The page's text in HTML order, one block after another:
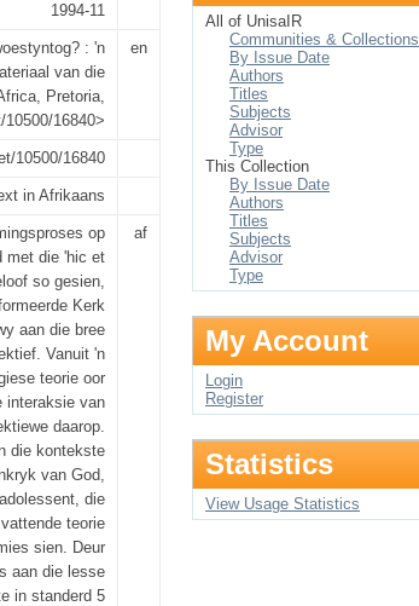
1994-11
: 'n
van die
Pretoria,
16840>
en
10500/16840
in Afrikaans
op
met die 'hic et
so gesien,
Kerk
aan die bree
Vanuit 'n
teorie oor
interaksie van
daarop.
die kontekste
van God,
die
teorie
sien. Deur
aan die lesse
in standerd 5
af
All of UnisaIR
Communities & Collections
By Issue Date
Authors
Titles
Subjects
Advisor
Type
This Collection
By Issue Date
Authors
Titles
Subjects
Advisor
Type
My Account
Login
Register
Statistics
View Usage Statistics